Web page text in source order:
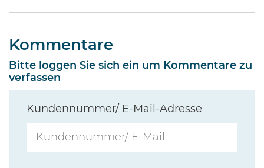
Kommentare
Bitte loggen Sie sich ein um Kommentare zu
verfassen
Kundennummer/ E-Mail-Adresse